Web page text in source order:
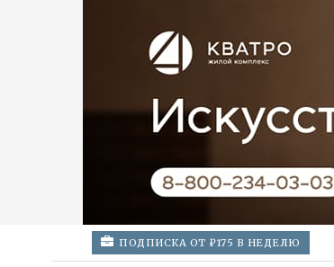
ПОДПИСКА ОТ ₽175 В НЕДЕЛЮ